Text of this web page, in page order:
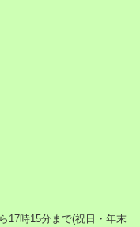
17時15分まで(祝日・年末